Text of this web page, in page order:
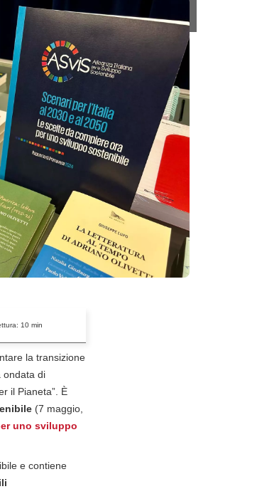
10 min
la transizione
ondata di
il Pianeta”. È
(7 maggio,
uno sviluppo
e contiene